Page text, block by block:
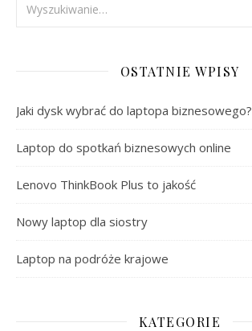
OSTATNIE WPISY
Jaki dysk wybrać do laptopa biznesowego?
Laptop do spotkań biznesowych online
Lenovo ThinkBook Plus to jakość
Nowy laptop dla siostry
Laptop na podróże krajowe
KATEGORIE